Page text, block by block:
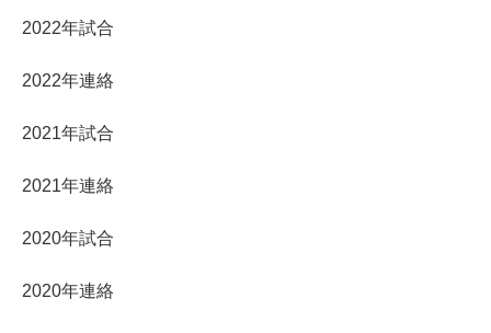
2022年試合
2022年連絡
2021年試合
2021年連絡
2020年試合
2020年連絡